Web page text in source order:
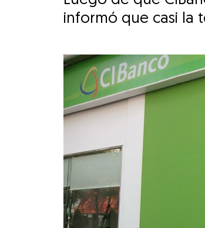
informó que casi la